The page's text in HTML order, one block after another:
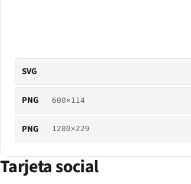
SVG
PNG 600×114
PNG 1200×229
Tarjeta social